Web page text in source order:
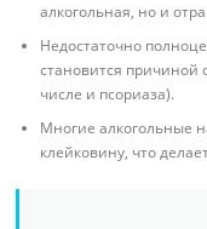
алкогольная, но и
Недостаточно
становится причиной
числе и псориаза).
Многие алкогольные
клейковину, что